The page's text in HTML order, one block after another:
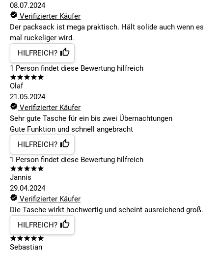
08.07.2024
Verifizierter Käufer
Der packsack ist mega praktisch. Hält solide auch wenn es
mal ruckeliger wird.
HILFREICH?
1 Person findet diese Bewertung hilfreich
Olaf
21.05.2024
Verifizierter Käufer
Sehr gute Tasche für ein bis zwei Übernachtungen
Gute Funktion und schnell angebracht
HILFREICH?
1 Person findet diese Bewertung hilfreich
Jannis
29.04.2024
Verifizierter Käufer
Die Tasche wirkt hochwertig und scheint ausreichend groß.
HILFREICH?
Sebastian